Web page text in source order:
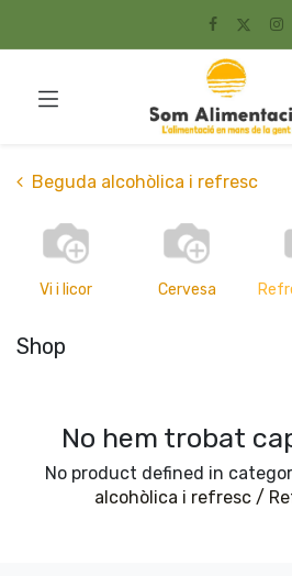
Beguda alcohòlica i refresc
Vi i licor Cervesa
Shop
No hem trobat
No product defined in
alcohòlica i refresc /